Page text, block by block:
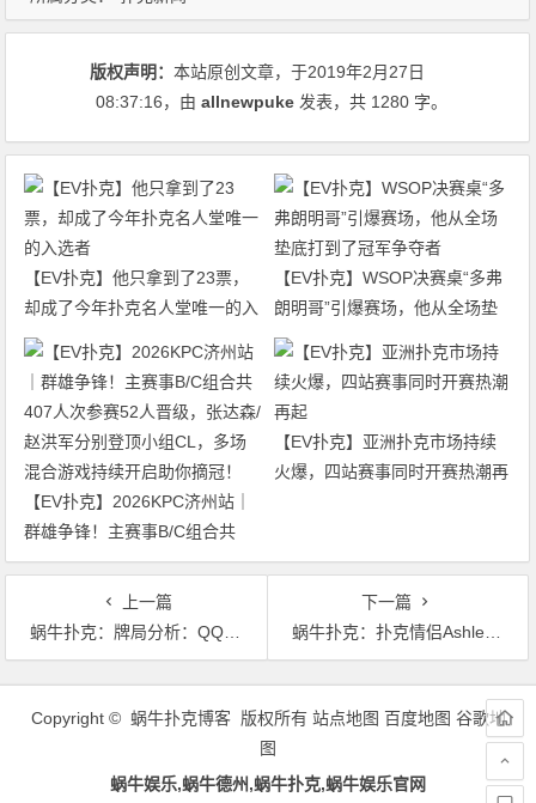
版权声明：本站原创文章，于2019年2月27日
08:37:16，由allnewpuke 发表，共 1280 字。
【EV扑克】他只拿到了23票，
却成了今年扑克名人堂唯一的入
选者
【EV扑克】WSOP决赛桌“多弗
朗明哥”引爆赛场，他从全场垫
底打到了冠军争夺者
【EV扑克】2026KPC济州站｜
群雄争锋！主赛事B/C组合共
407人次参赛52人晋级，张达森/
赵洪军分别登顶小组CL，多场
混合游戏持续开启助你摘冠！
【EV扑克】亚洲扑克市场持续
火爆，四站赛事同时开赛热潮再
上一篇
蜗牛扑克：​牌局分析：QQ，翻牌圈遭遇check-raise，转牌圈如何行动？
下一篇
蜗牛扑克：扑克情侣Ashley Sleeth & Jesse Sylvia在拉斯维加斯双双斩获冠军！
文
Copyright © 蜗牛扑克博客 版权所有 站点地图 百度地图 谷歌地
图
蜗牛娱乐,蜗牛德州,蜗牛扑克,蜗牛娱乐官网